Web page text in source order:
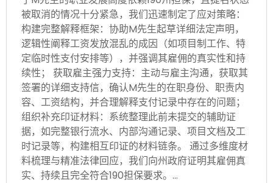
被取消的情况十分紧急，我们迅速制定了应对策略：
构建完整解释框架：协助M先生起草详细法定声明，
逻辑性阐释工资发放混乱的成因（如项目制工作、特
定临时性支付安排等），并强调其雇佣的真实性和持
续性； 获取雇主强力支持：主动与雇主沟通，获取其
签署的详细支持信，确认M先生的在职身份、职责内
容、工资结构，并合理解释支付记录中存在的问题；
组织补充印证材料：系统整理此前未提交的辅助证
据，如完整银行流水、内部沟通记录、项目文档及工
时记录等，构建相互印证的材料链条。 通过多维度材
料梳理与精准法律回应，我们向州政府证明其雇佣真
实、持续且完全符合190担保要求。…